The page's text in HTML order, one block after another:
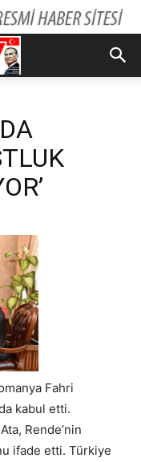
Fahri
kabul etti.
Rende’nin
ifade etti. Türkiye